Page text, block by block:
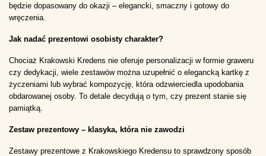
będzie dopasowany do okazji – elegancki, smaczny i gotowy do
wręczenia.
Jak nadać prezentowi osobisty charakter?
Chociaż Krakowski Kredens nie oferuje personalizacji w formie graweru
czy dedykacji, wiele zestawów można uzupełnić o elegancką kartkę z
życzeniami lub wybrać kompozycję, która odzwierciedla upodobania
obdarowanej osoby. To detale decydują o tym, czy prezent stanie się
pamiątką.
Zestaw prezentowy – klasyka, która nie zawodzi
Zestawy prezentowe z Krakowskiego Kredensu to sprawdzony sposób